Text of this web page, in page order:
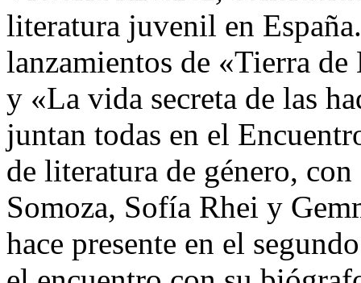
literatura juvenil en
lanzamientos de «Tierra
y «La vida secreta de las
juntan todas en el
de literatura de género,
Somoza, Sofía Rhei y
hace presente en el